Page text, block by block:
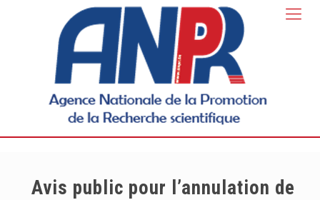
Avis public pour l’annulation de